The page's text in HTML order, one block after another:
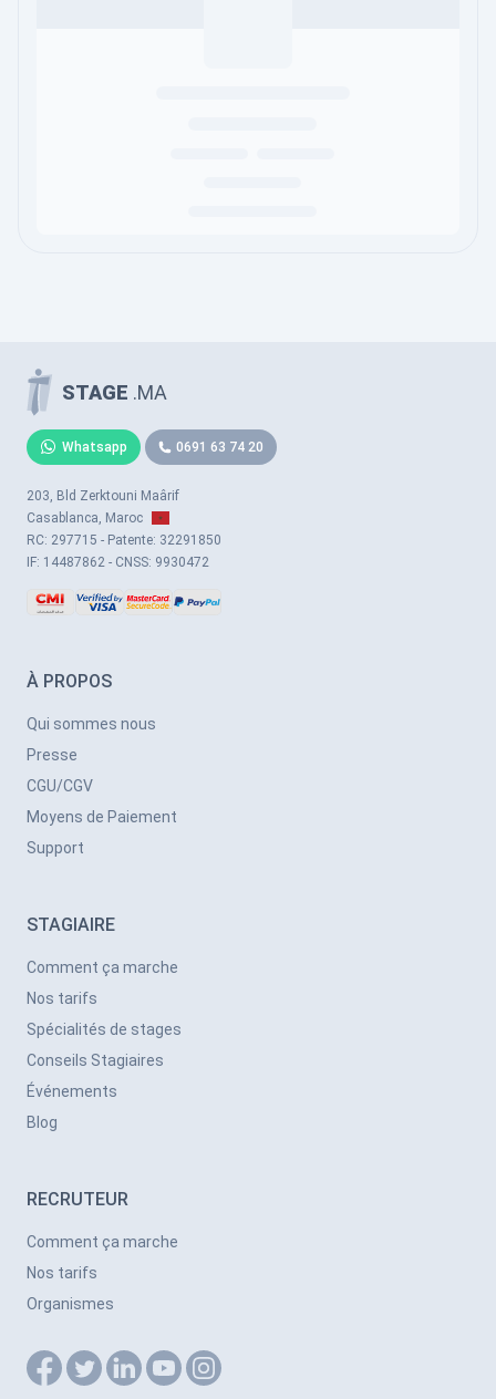
À PROPOS
Qui sommes nous
Presse
CGU/CGV
Moyens de Paiement
Support
STAGIAIRE
Comment ça marche
Nos tarifs
Spécialités de stages
Conseils Stagiaires
Événements
Blog
RECRUTEUR
Comment ça marche
Nos tarifs
Organismes
STAGE .MA
Whatsapp 0691 63 74 20
203, Bld Zerktouni Maârif
Casablanca, Maroc
RC: 297715 - Patente: 32291850
IF: 14487862 - CNSS: 9930472